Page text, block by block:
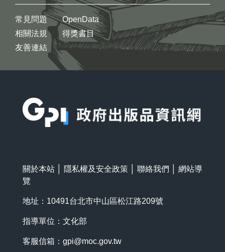
常見問題
相關法規
友善連結
OpenData
得獎書目
關於本站 隱私權及安全政策 聯絡我們
網站導
覽
地址：10491台北市中山區松江路209號
指導單位：文化部
客服信箱： gpi@moc.gov.tw